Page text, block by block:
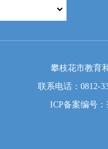
攀枝花市教育
联系电话：0812-
ICP备案编号：